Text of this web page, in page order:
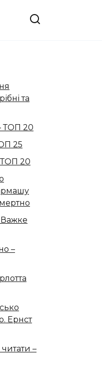
та
ТОП 20
25
ТОП 20
–
Ернст
–